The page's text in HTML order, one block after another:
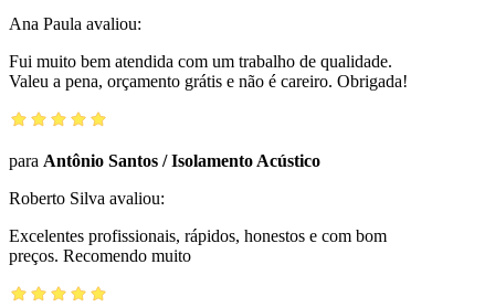
Ana Paula avaliou:
Fui muito bem atendida com um trabalho de qualidade.
Valeu a pena, orçamento grátis e não é careiro. Obrigada!
para Antônio Santos /Isolamento Acústico
Roberto Silva avaliou:
Excelentes profissionais, rápidos, honestos e com bom
preços. Recomendo muito